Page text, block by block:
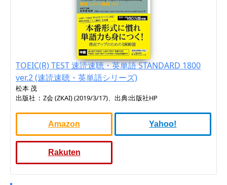
TOEIC(R) TEST 速読速聴・英単語 STANDARD 1800
ver.2 (速読速聴・英単語シリーズ)
松本 茂
出版社 ‏ : ‎ Z会 (ZKAI) (2019/3/17)、出典:出版社HP
Amazon Yahoo!
Rakuten